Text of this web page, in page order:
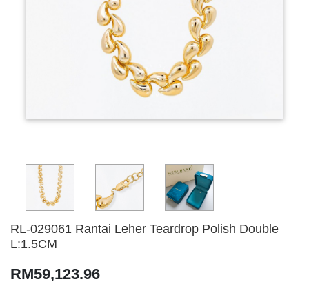
RL-029061 Rantai Leher Teardrop Polish Double
L:1.5CM
RM59,123.96